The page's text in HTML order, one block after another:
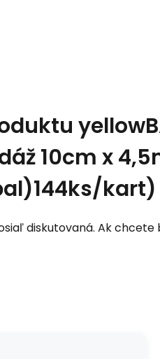
10cm x
kart)
diskutovaná. Ak chcete